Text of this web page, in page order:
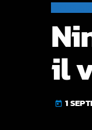
il
today 1